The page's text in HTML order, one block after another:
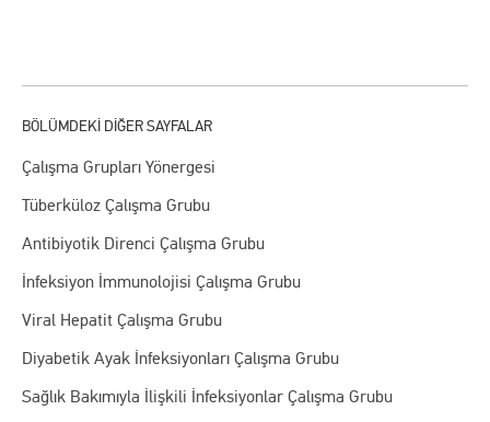
Çalışma Grupları Yönergesi
Tüberküloz Çalışma Grubu
Antibiyotik Direnci Çalışma Grubu
İnfeksiyon İmmunolojisi Çalışma Grubu
Viral Hepatit Çalışma Grubu
Diyabetik Ayak İnfeksiyonları Çalışma Grubu
Sağlık Bakımıyla İlişkili İnfeksiyonlar Çalışma Grubu